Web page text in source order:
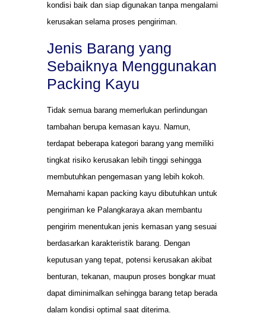
kondisi baik dan siap digunakan tanpa mengalami
kerusakan selama proses pengiriman.
Jenis Barang yang
Sebaiknya Menggunakan
Packing Kayu
Tidak semua barang memerlukan perlindungan
tambahan berupa kemasan kayu. Namun,
terdapat beberapa kategori barang yang memiliki
tingkat risiko kerusakan lebih tinggi sehingga
membutuhkan pengemasan yang lebih kokoh.
Memahami kapan packing kayu dibutuhkan untuk
pengiriman ke Palangkaraya akan membantu
pengirim menentukan jenis kemasan yang sesuai
berdasarkan karakteristik barang. Dengan
keputusan yang tepat, potensi kerusakan akibat
benturan, tekanan, maupun proses bongkar muat
dapat diminimalkan sehingga barang tetap berada
dalam kondisi optimal saat diterima.